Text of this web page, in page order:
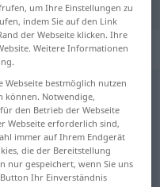
antippen)
um Ihre Einstellungen zu
indem Sie auf den Link
der Webseite klicken. Ihre
Weitere Informationen
Webseite bestmöglich nutzen
können. Notwendige,
den Betrieb der Webseite
Webseite erforderlich sind,
immer auf Ihrem Endgerät
die der Bereitstellung
nur gespeichert, wenn Sie uns
Ihr Einverständnis